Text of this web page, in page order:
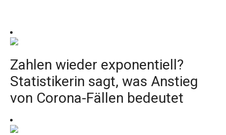
Zahlen wieder exponentiell?
Statistikerin sagt, was Anstieg
von Corona-Fällen bedeutet